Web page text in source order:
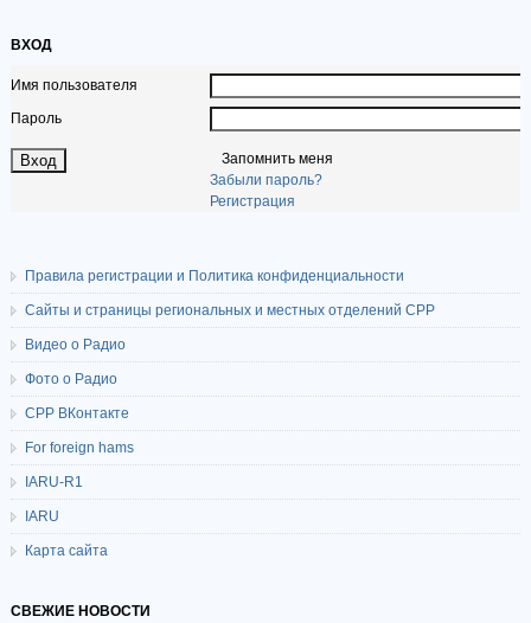
ВХОД
Имя пользователя
Пароль
Запомнить меня
Забыли пароль?
Регистрация
Правила регистрации и Политика конфиденциальности
Сайты и страницы региональных и местных отделений СРР
Видео о Радио
Фото о Радио
СРР ВКонтакте
For foreign hams
IARU-R1
IARU
Карта сайта
СВЕЖИЕ НОВОСТИ